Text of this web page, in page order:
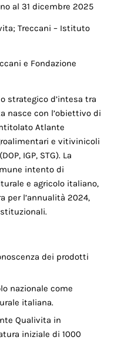
al 31 dicembre 2025
Treccani – Istituto
e Fondazione
strategico d’intesa tra
nasce con l’obiettivo di
Atlante
e vitivinicoli
IGP, STG). La
intento di
e agricolo italiano,
per l’annualità 2024,
dei prodotti
nazionale come
italiana.
Qualivita in
iniziale di 1000